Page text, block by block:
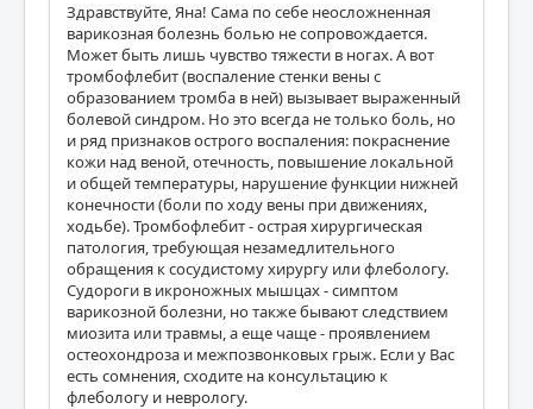
Здравствуйте, Яна! Сама по себе неосложненная
варикозная болезнь болью не сопровождается.
Может быть лишь чувство тяжести в ногах. А вот
тромбофлебит (воспаление стенки вены с
образованием тромба в ней) вызывает выраженный
болевой синдром. Но это всегда не только боль, но
и ряд признаков острого воспаления: покраснение
кожи над веной, отечность, повышение локальной
и общей температуры, нарушение функции нижней
конечности (боли по ходу вены при движениях,
ходьбе). Тромбофлебит - острая хирургическая
патология, требующая незамедлительного
обращения к сосудистому хирургу или флебологу.
Судороги в икроножных мышцах - симптом
варикозной болезни, но также бывают следствием
миозита или травмы, а еще чаще - проявлением
остеохондроза и межпозвонковых грыж. Если у Вас
есть сомнения, сходите на консультацию к
флебологу и неврологу.